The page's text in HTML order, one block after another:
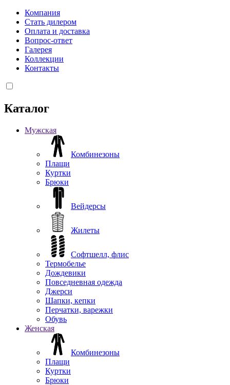
Компания
Стать дилером
Оплата и доставка
Вопрос-ответ
Галерея
Коллекции
Контакты
Каталог
Мужская
Комбинезоны
Плащи
Куртки
Брюки
Вейдерсы
Жилеты
Софтшелл, флис
Термобелье
Дождевики
Повседневная одежда
Джерси
Шапки, кепки
Перчатки, варежки
Обувь
Женская
Комбинезоны
Плащи
Куртки
Брюки